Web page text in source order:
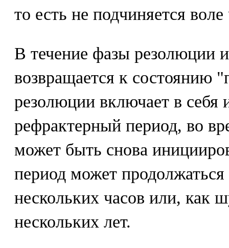
то есть не подчиняется воле
В течение фазы резолюции
возвращается к состоянию
резолюции включает в себя
рефрактерный период, во
может быть снова
период может
нескольких часов или, как
нескольких лет.